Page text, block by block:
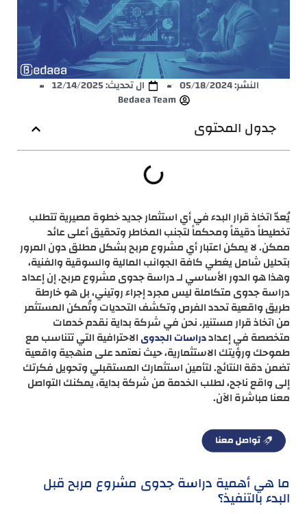
النشر:05/18/2024
ال تحديث: 12/14/2025
Bedaea Team
جدول المحتوى
يُعدّ اتخاذ قرار البدء في أي استثمار جديد خطوة مصيرية تتطلب
تخطيطاً دقيقاً ومحكماً لتجنب المخاطر وتحقيق أعلى عائد
ممكن. لا يمكن اعتبار أي مشروع مربح بشكل مطلق دون المرور
بتحليل شامل يغطي كافة الجوانب المالية والسوقية والفنية،
وهذا هو الدور الأساسي لـ دراسة جدوى مشروع مربح. إن إعداد
دراسة جدوى متكاملة ليس مجرد إجراء روتيني، بل هو خارطة
طريق واقعية تحدد الفرص وتكشف التحديات وتُمكن المستثمر
من اتخاذ قرار مستنير. نحن في شركة بداية نقدم خدمات
متخصصة في إعداددراسات الجدوىالاحترافية التي تتناسب مع
طموحك ورؤيتك الاستثمارية، حيث نعتمد على منهجية واقعية
تضمن دقة النتائج. لتأمين استثمارك المستقبلي وتحويل فكرتك
إلى واقع ناجح، لطلب الخدمة من شركة بداية، يمكنك التواصل
معنا مباشرة الآن.
ما هي أهمية دراسة جدوى مشروع مربح قبل
البدء بالتنفيذ؟